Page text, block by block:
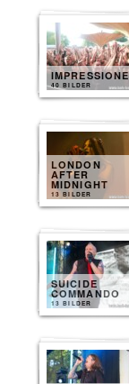
40 BILDER
LONDON
AFTER
MIDNIGHT
13 BILDER
SUICIDE
COMMANDO
13 BILDER